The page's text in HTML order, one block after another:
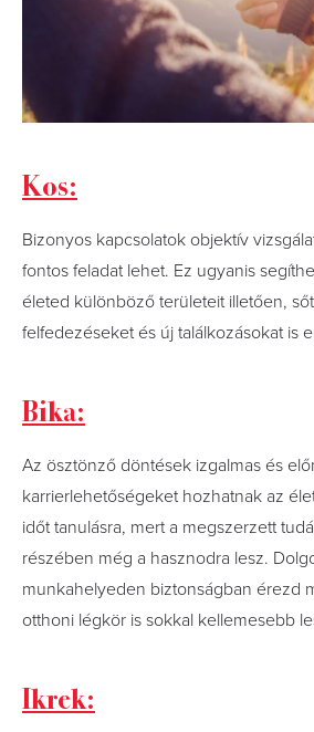
Kos:
Bizonyos kapcsolatok objektív
fontos feladat lehet. Ez ugyanis
életed különböző területeit illetően,
felfedezéseket és új találkozásokat is
Bika:
Az ösztönző döntések izgalmas és
karrierlehetőségeket hozhatnak az
időt tanulásra, mert a megszerzett
részében még a hasznodra lesz.
munkahelyeden biztonságban érezd
otthoni légkör is sokkal kellemesebb
Ikrek: